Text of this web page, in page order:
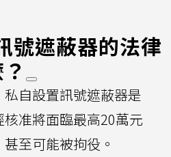
號遮蔽器的法律
自設置訊號遮蔽器是
准將面臨最高20萬元
至可能被拘役。